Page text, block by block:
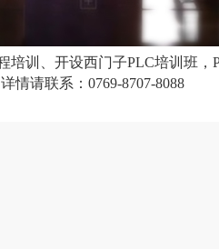
训、开设西门子PLC培训班，
情请联系：0769-8707-8088